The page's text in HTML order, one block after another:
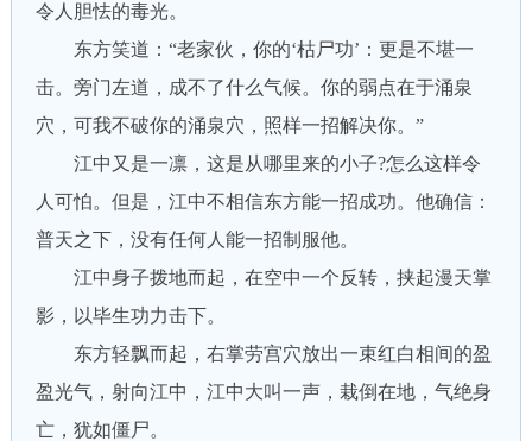
令人胆怯的毒光。
东方笑道：“老家伙，你的‘枯尸功’：更是不堪一
击。旁门左道，成不了什么气候。你的弱点在于涌泉
穴，可我不破你的涌泉穴，照样一招解决你。”
江中又是一凛，这是从哪里来的小子?怎么这样令
人可怕。但是，江中不相信东方能一招成功。他确信：
普天之下，没有任何人能一招制服他。
江中身子拨地而起，在空中一个反转，挟起漫天掌
影，以毕生功力击下。
东方轻飘而起，右掌劳宫穴放出一束红白相间的盈
盈光气，射向江中，江中大叫一声，栽倒在地，气绝身
亡，犹如僵尸。